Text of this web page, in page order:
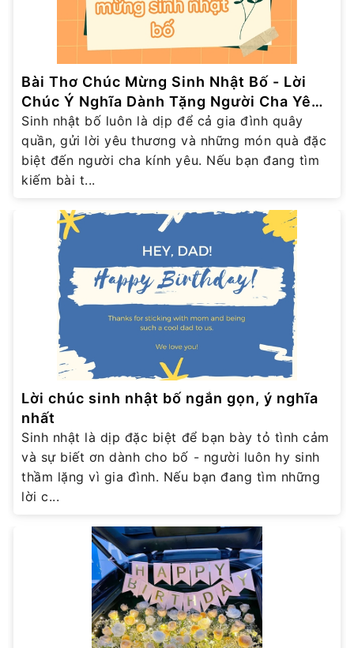
Bài Thơ Chúc Mừng Sinh Nhật Bố - Lời
Chúc Ý Nghĩa Dành Tặng Người Cha Yêu
Thương
Sinh nhật bố luôn là dịp để cả gia đình quây
quần, gửi lời yêu thương và những món quà đặc
biệt đến người cha kính yêu. Nếu bạn đang tìm
kiếm bài t...
Lời chúc sinh nhật bố ngắn gọn, ý nghĩa
nhất
Sinh nhật là dịp đặc biệt để bạn bày tỏ tình cảm
và sự biết ơn dành cho bố - người luôn hy sinh
thầm lặng vì gia đình. Nếu bạn đang tìm những
lời c...